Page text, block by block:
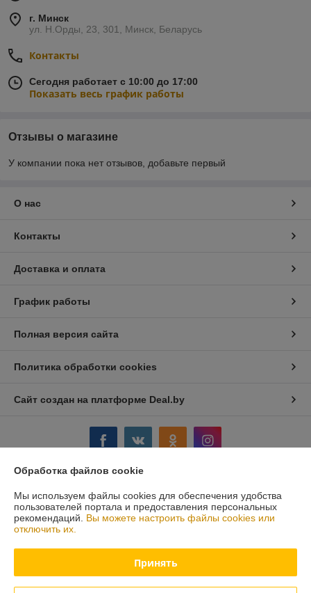
г. Минск
ул. Н.Орды, 23, 301, Минск, Беларусь
Контакты
Сегодня работает с 10:00 до 17:00
Показать весь график работы
Отзывы о магазине
У компании пока нет отзывов, добавьте первый
О нас
Контакты
Доставка и оплата
График работы
Полная версия сайта
Политика обработки cookies
Сайт создан на платформе Deal.by
Информация для покупателя
Юридическое лицо:Стромикс-М, ЧПТУП
г.Минск, ул. Н.Орды, 23,311
Регистрационный номер ЕГР: 191515547
Обработка файлов cookie
Мы используем файлы cookies для обеспечения удобства
пользователей портала и предоставления персональных
рекомендаций. Вы можете настроить файлы cookies или
отключить их.
Принять